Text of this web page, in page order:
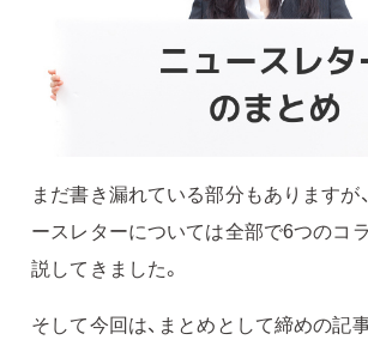
まだ書き漏れている部分もありますが
ースレターについては全部で6つのコ
説してきました。
そして今回は、まとめとして締めの記